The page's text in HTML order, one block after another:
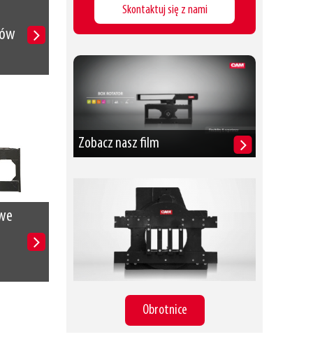
Skontaktuj się z nami
Zobacz nasz film
Obrotnice